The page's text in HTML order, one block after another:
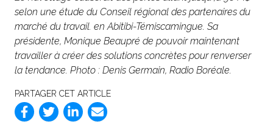
selon une étude du Conseil régional des partenaires du
marché du travail. en Abitibi-Témiscamingue. Sa
présidente, Monique Beaupré de pouvoir maintenant
travailler à créer des solutions concrètes pour renverser
la tendance. Photo : Denis Germain, Radio Boréale.
PARTAGER CET ARTICLE